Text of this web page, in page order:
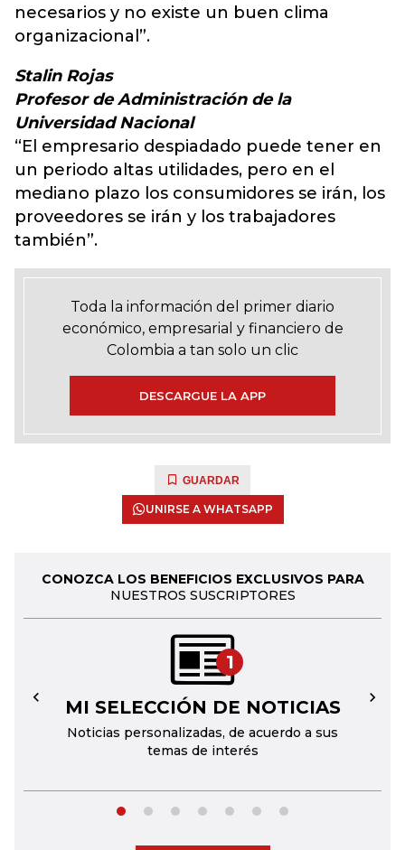
necesarios y no existe un buen clima
organizacional”.
Stalin Rojas
Profesor de Administración de la
Universidad Nacional
“El empresario despiadado puede tener en
un periodo altas utilidades, pero en el
mediano plazo los consumidores se irán, los
proveedores se irán y los trabajadores
también”.
Toda la información del primer diario
económico, empresarial y financiero de
Colombia a tan solo un clic
DESCARGUE LA APP
GUARDAR
UNIRSE A WHATSAPP
CONOZCA LOS BENEFICIOS EXCLUSIVOS PARA
NUESTROS SUSCRIPTORES
1
MI SELECCIÓN DE NOTICIAS
Noticias personalizadas, de acuerdo a sus
temas de interés
← →